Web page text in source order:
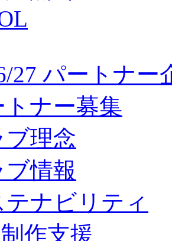
27 パートナー
トナー募集
ブ理念
ブ情報
テナビリティ
作支援